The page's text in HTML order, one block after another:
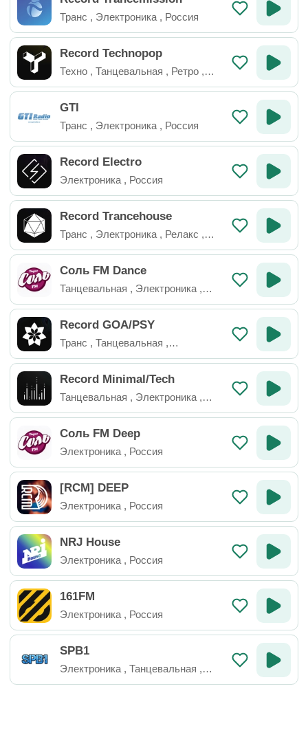
Транс , Электроника , Россия
Record Technopop
Техно , Танцевальная , Ретро ,
Электроника,Россия
GTI
Транс , Электроника , Россия
Record Electro
Электроника , Россия
Record Trancehouse
Транс , Электроника , Релакс ,
Россия
Соль FM Dance
Танцевальная , Электроника ,
Россия
Record GOA/PSY
Транс , Танцевальная ,
Электроника,Россия
Record Minimal/Tech
Танцевальная , Электроника ,
Россия
Соль FM Deep
Электроника , Россия
[RCM] DEEP
Электроника , Россия
NRJ House
Электроника , Россия
161FM
Электроника , Россия
SPB1
Электроника , Танцевальная ,
Россия